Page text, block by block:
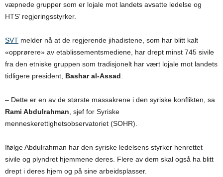
væpnede grupper som er lojale mot landets avsatte ledelse og
HTS’ regjeringsstyrker.
SVT melder nå at de regjerende jihadistene, som har blitt kalt
«opprørere» av etablissementsmediene, har drept minst 745 sivile
fra den etniske gruppen som tradisjonelt har vært lojale mot landets
tidligere president, Bashar al-Assad.
– Dette er en av de største massakrene i den syriske konflikten, sa
Rami Abdulrahman, sjef for Syriske
menneskerettighetsobservatoriet (SOHR).
Ifølge Abdulrahman har den syriske ledelsens styrker henrettet
sivile og plyndret hjemmene deres. Flere av dem skal også ha blitt
drept i deres hjem og på sine arbeidsplasser.